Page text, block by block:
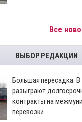
Все
ВЫБОР РЕДАКЦИИ
Большая пересадка. В
разыграют
контракты на
перевозки